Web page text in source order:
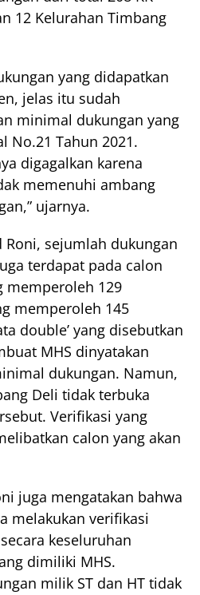
12 Kelurahan Timbang
yang didapatkan
jelas itu sudah
minimal dukungan yang
No.21 Tahun 2021.
digagalkan karena
memenuhi ambang
ujarnya.
Roni, sejumlah dukungan
terdapat pada calon
memperoleh 129
memperoleh 145
double’ yang disebutkan
MHS dinyatakan
dukungan. Namun,
Deli tidak terbuka
Verifikasi yang
calon yang akan
juga mengatakan bahwa
melakukan verifikasi
keseluruhan
dimiliki MHS.
milik ST dan HT tidak